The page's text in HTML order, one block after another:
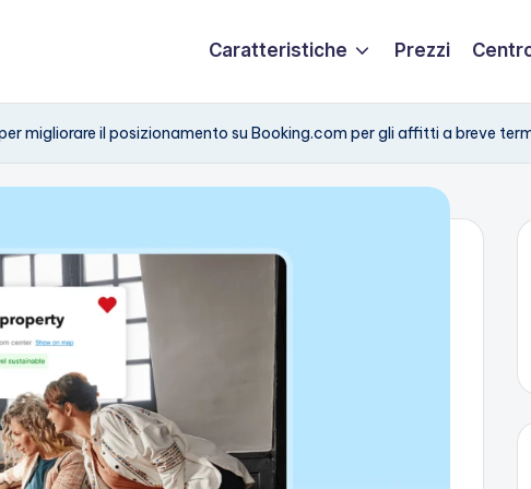
Caratteristiche Prezzi
migliorare il posizionamento su Booking.com per gli affitti a breve